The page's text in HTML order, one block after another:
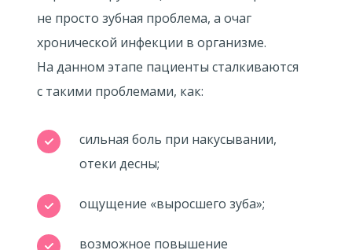
не просто зубная проблема, а очаг
хронической инфекции в организме.
На данном этапе пациенты сталкиваются
с такими проблемами, как:
сильная боль при накусывании,
отеки десны;
ощущение «выросшего зуба»;
возможное повышение